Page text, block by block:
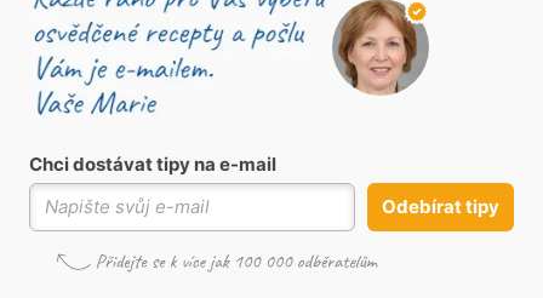
Chci dostávat tipy na e-mail
Odebírat tipy